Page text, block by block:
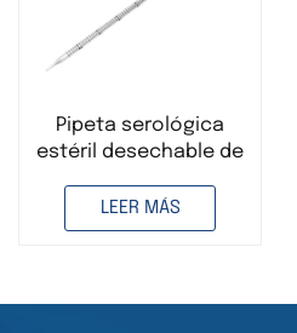
Pipeta serológica
estéril desechable de
para ciencias
médicas
LEER MÁS